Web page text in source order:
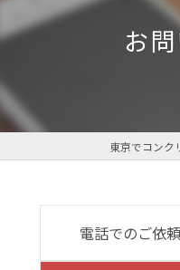
お
東京でコンク
電話でのご依